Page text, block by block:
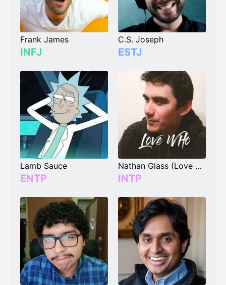
Frank James
INFJ
C.S. Joseph
ESTJ
Lamb Sauce
ENTP
Nathan Glass (Love Who)
INTP